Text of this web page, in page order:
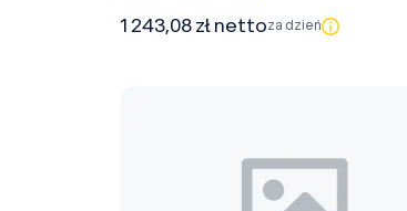
1 243,08 zł nettoza dzień